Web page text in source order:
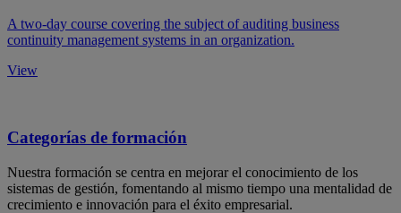
A two-day course covering the subject of auditing business
continuity management systems in an organization.
View
Categorías de formación
Nuestra formación se centra en mejorar el conocimiento de los
sistemas de gestión, fomentando al mismo tiempo una mentalidad de
crecimiento e innovación para el éxito empresarial.